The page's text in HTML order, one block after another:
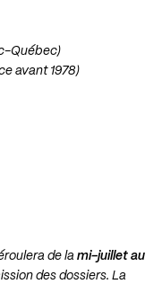
Québec)
avant 1978)
de la mi-juillet au
des dossiers. La